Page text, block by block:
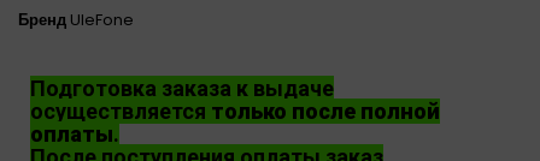
Бренд UleFone
Подготовка заказа к выдаче
осуществляется только после полной
оплаты.